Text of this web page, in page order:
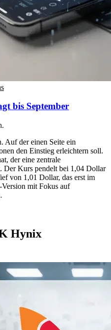
bis September
Auf der einen Seite ein
den Einstieg erleichtern soll.
der eine zentrale
Der Kurs pendelt bei 1,04 Dollar
von 1,01 Dollar, das erst im
mit Fokus auf
Hynix